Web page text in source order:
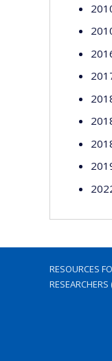
RESOURCES
RESEARCHERS